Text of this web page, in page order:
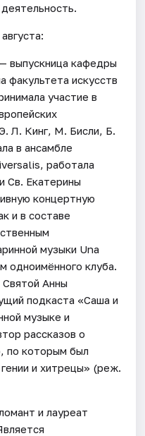
выпускница кафедры
факультета искусств
участие в
Л. Кинг, М. Бисли, Б.
в ансамбле
работала
Св. Екатерины
концертную
и в составе
музыки Una
одноимённого клуба.
Анны
подкаста «Саша и
музыке и
рассказов о
по которым был
и хитрецы» (реж.
и лауреат